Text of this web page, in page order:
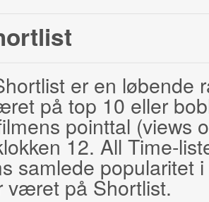
er en løbende
på top 10 eller
pointtal (views
12. All Time-
samlede popularitet
været på Shortlist.